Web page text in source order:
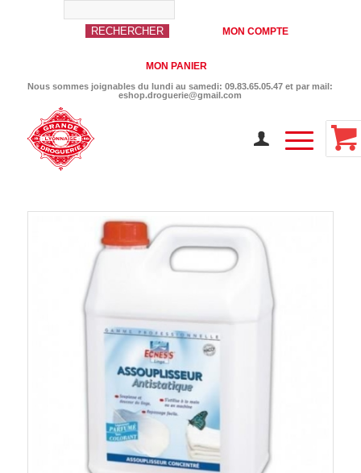
MON COMPTE
MON PANIER
Nous sommes joignables du lundi au samedi: 09.83.65.05.47 et par mail:
eshop.droguerie@gmail.com